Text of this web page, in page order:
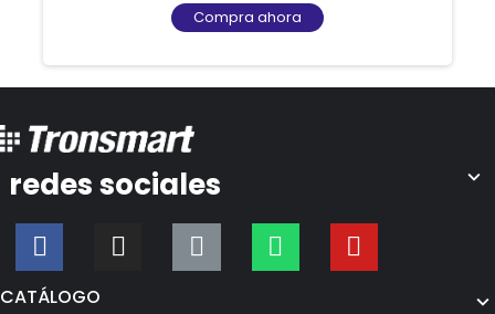
Compra ahora
redes sociales
CATÁLOGO